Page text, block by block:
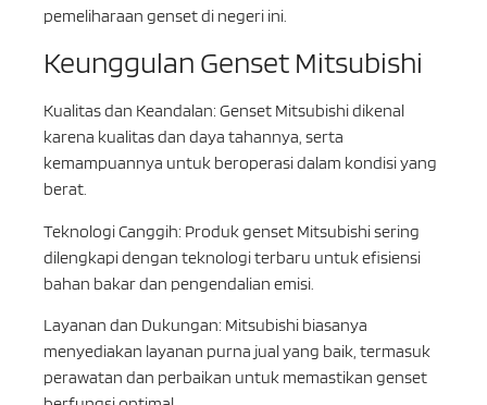
pemeliharaan genset di negeri ini.
Keunggulan Genset Mitsubishi
Kualitas dan Keandalan: Genset Mitsubishi dikenal
karena kualitas dan daya tahannya, serta
kemampuannya untuk beroperasi dalam kondisi yang
berat.
Teknologi Canggih: Produk genset Mitsubishi sering
dilengkapi dengan teknologi terbaru untuk efisiensi
bahan bakar dan pengendalian emisi.
Layanan dan Dukungan: Mitsubishi biasanya
menyediakan layanan purna jual yang baik, termasuk
perawatan dan perbaikan untuk memastikan genset